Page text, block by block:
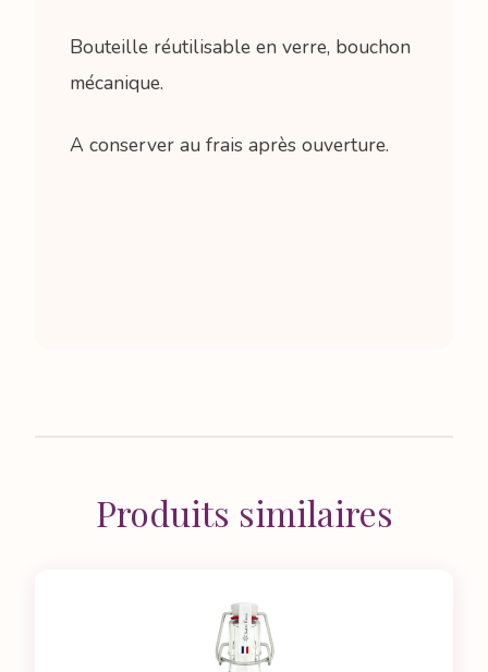
Bouteille réutilisable en verre, bouchon
mécanique.
A conserver au frais après ouverture.
Produits similaires